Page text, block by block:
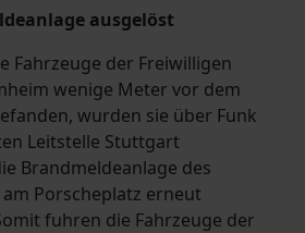
ausgelöst
Fahrzeuge der Freiwilligen
wenige Meter vor dem
wurden sie über Funk
Leitstelle Stuttgart
Brandmeldeanlage des
Porscheplatz erneut
fuhren die Fahrzeuge der